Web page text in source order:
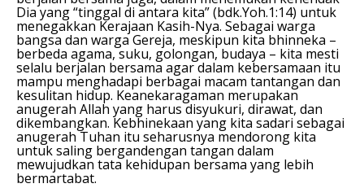
Dia yang “tinggal di antara kita” (bdk.Yoh.1:14) untuk
menegakkan Kerajaan Kasih-Nya. Sebagai warga
bangsa dan warga Gereja, meskipun kita bhinneka –
berbeda agama, suku, golongan, budaya – kita mesti
selalu berjalan bersama agar dalam kebersamaan itu
mampu menghadapi berbagai macam tantangan dan
kesulitan hidup. Keanekaragaman merupakan
anugerah Allah yang harus disyukuri, dirawat, dan
dikembangkan. Kebhinekaan yang kita sadari sebagai
anugerah Tuhan itu seharusnya mendorong kita
untuk saling bergandengan tangan dalam
mewujudkan tata kehidupan bersama yang lebih
bermartabat.